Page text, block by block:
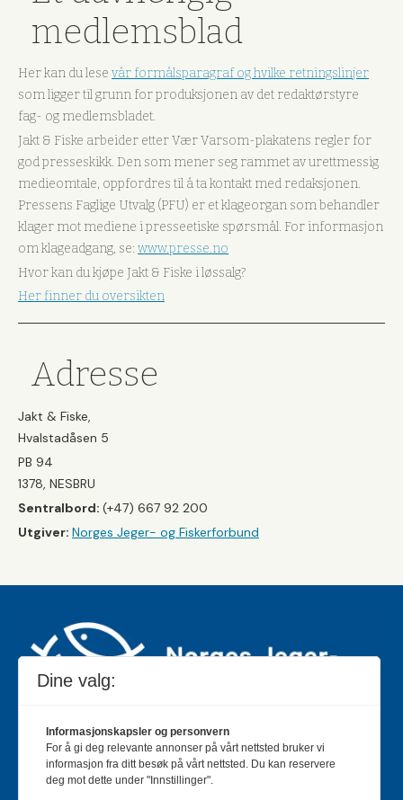
medlemsblad
Her kan du lese vår formålsparagraf og hvilke retningslinjer
som ligger til grunn for produksjonen av det redaktørstyre
fag- og medlemsbladet.
Jakt & Fiske arbeider etter Vær Varsom-plakatens regler for
god presseskikk. Den som mener seg rammet av urettmessig
medieomtale, oppfordres til å ta kontakt med redaksjonen.
Pressens Faglige Utvalg (PFU) er et klageorgan som behandler
klager mot mediene i presseetiske spørsmål. For informasjon
om klageadgang, se: www.presse.no
Hvor kan du kjøpe Jakt & Fiske i løssalg?
Her finner du oversikten
Adresse
Jakt & Fiske,
Hvalstadåsen 5
PB 94
1378, NESBRU
Sentralbord: (+47) 667 92 200
Utgiver: Norges Jeger- og Fiskerforbund
Jakt & Fiske er landets største og eldste magasin for
jakt- og fiskeinteresserte med 195 000 månedlige
Dine valg:
Informasjonskapsler og personvern
For å gi deg relevante annonser på vårt nettsted bruker vi
informasjon fra ditt besøk på vårt nettsted. Du kan reservere
deg mot dette under "Innstillinger".